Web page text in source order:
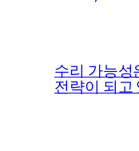
수리 가능성
전략이 되고